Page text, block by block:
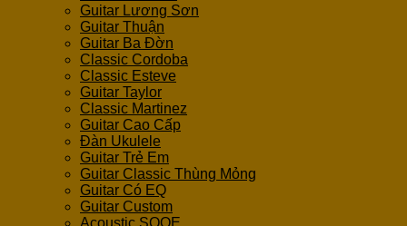
Guitar Lương Sơn
Guitar Thuận
Guitar Ba Đờn
Classic Cordoba
Classic Esteve
Guitar Taylor
Classic Martinez
Guitar Cao Cấp
Đàn Ukulele
Guitar Trẻ Em
Guitar Classic Thùng Mỏng
Guitar Có EQ
Guitar Custom
Acoustic SQOE